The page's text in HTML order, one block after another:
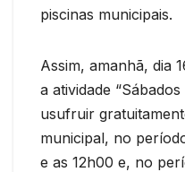
piscinas municipais.
Assim, amanhã, dia
a atividade
usufruir
municipal, no
e as 12h00 e, no